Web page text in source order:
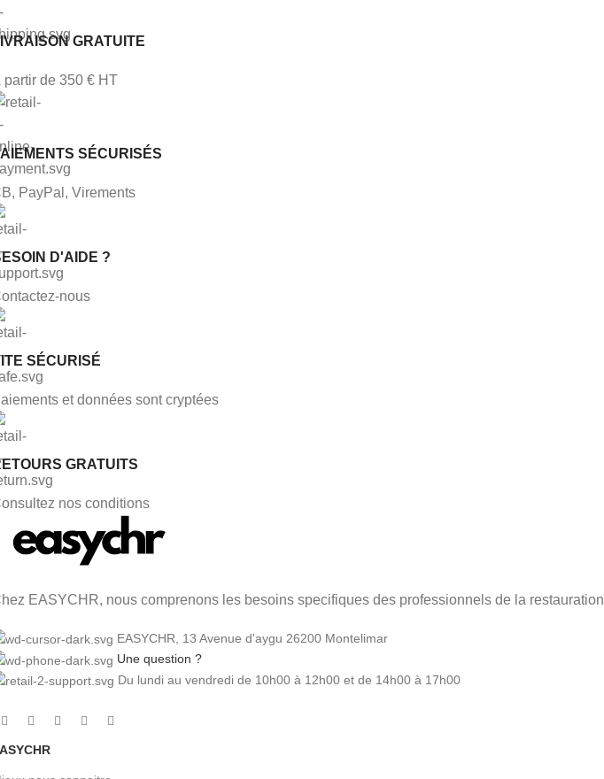
GRATUITE
partir de 350 € HT
SÉCURISÉS
PayPal, Virements
D'AIDE ?
nous
SÉCURISÉ
et données sont cryptées
GRATUITS
nos conditions
EASYCHR, nous comprenons les besoins specifiques des professionnels de la restauration
EASYCHR, 13 Avenue d'aygu 26200 Montelimar
Une question ?
Du lundi au vendredi de 10h00 à 12h00 et de 14h00 à 17h00